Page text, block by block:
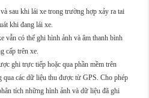
sau khi lái xe trong trường hợp xảy ra tai
khi đang lái xe.
vẫn có thể ghi hình ảnh và âm thanh bình
cấp trên xe.
ghi trực tiếp hoặc qua phần mềm trên
các dữ liệu thu được từ GPS. Cho phép
tích những hình ảnh và dữ liệu đã ghi